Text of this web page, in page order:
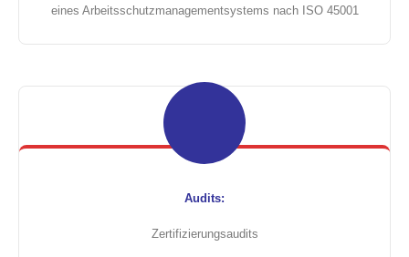
eines Arbeitsschutzmanagementsystems nach ISO 45001
Audits:
Zertifizierungsaudits